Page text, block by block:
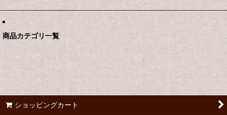
商品カテゴリ一覧
ショッピングカート